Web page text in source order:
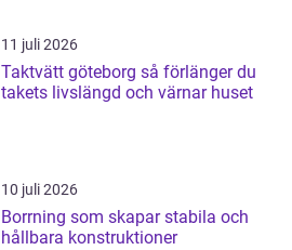
11 juli 2026
Taktvätt göteborg så förlänger du
takets livslängd och värnar huset
10 juli 2026
Borrning som skapar stabila och
hållbara konstruktioner